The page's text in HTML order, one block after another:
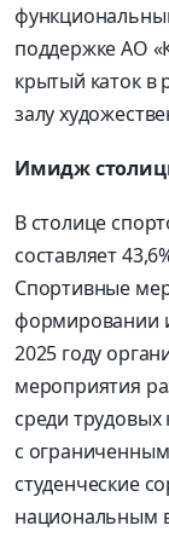
поддержке АО
крытый каток в
залу
Имидж
В столице
составляет
Спортивные
формировании
2025 году
мероприятия
среди
с
студенческие
национальным